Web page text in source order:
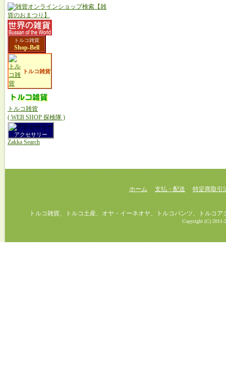
トルコ雑貨
Shop-Bell
トルコ雑貨
トルコ雑貨
( WEB SHOP 探検隊 )
アクセサリー
Zakka Search
ホーム 支払・配送 特定商取引
トルコ雑貨、トルコ土産、オヤ・イーネオヤ、トルコパンツ、トルコアク
Copyright (C) 2011-